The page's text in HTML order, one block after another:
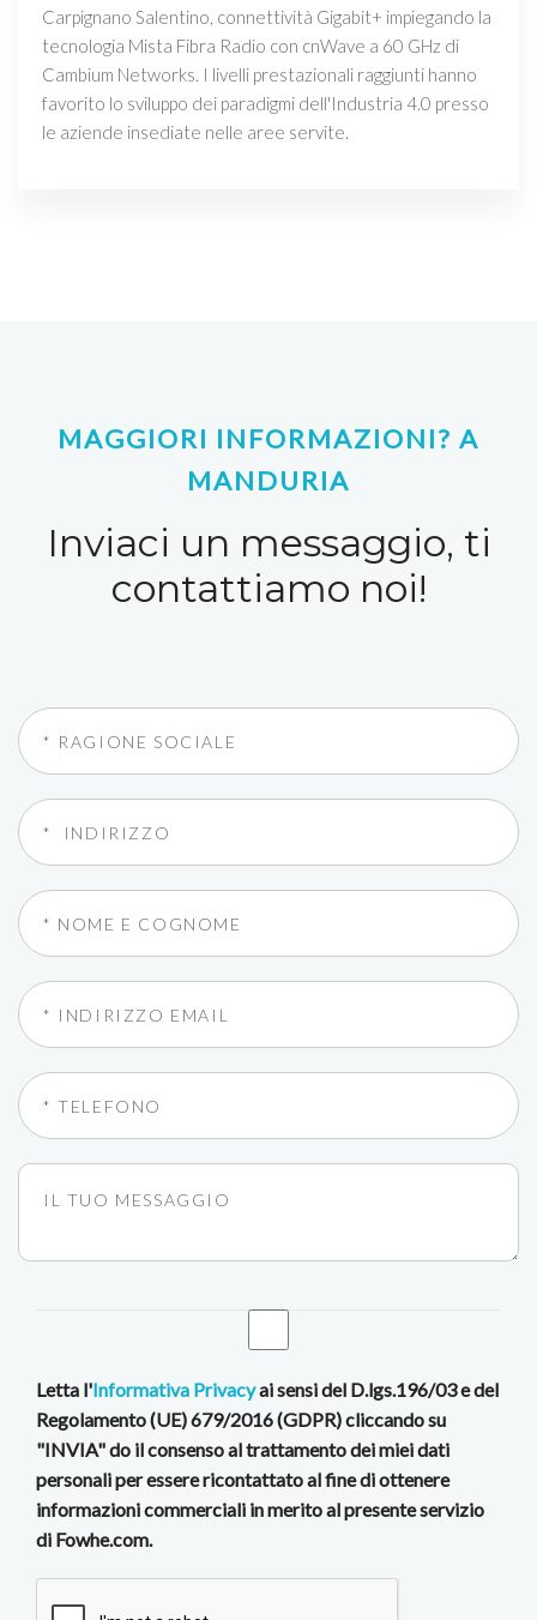
Carpignano Salentino, connettività Gigabit+ impiegando la
tecnologia Mista Fibra Radio con cnWave a 60 GHz di
Cambium Networks. I livelli prestazionali raggiunti hanno
favorito lo sviluppo dei paradigmi dell'Industria 4.0 presso
le aziende insediate nelle aree servite.
MAGGIORI INFORMAZIONI? A
MANDURIA
Inviaci un messaggio, ti
contattiamo noi!
Letta l'Informativa Privacyai sensi del D.lgs.196/03 e del
Regolamento (UE) 679/2016 (GDPR) cliccando su
"INVIA" do il consenso al trattamento dei miei dati
personali per essere ricontattato al fine di ottenere
informazioni commerciali in merito al presente servizio
di Fowhe.com.